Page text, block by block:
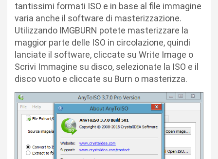
tantissimi formati ISO e in base al file immagine
varia anche il software di masterizzazione.
Utilizzando IMGBURN potete masterizzare la
maggior parte delle ISO in circolazione, quindi
lanciate il software, cliccate su Write Image o
Scrivi Immagine su disco, selezionate la ISO e il
disco vuoto e cliccate su Burn o masterizza.